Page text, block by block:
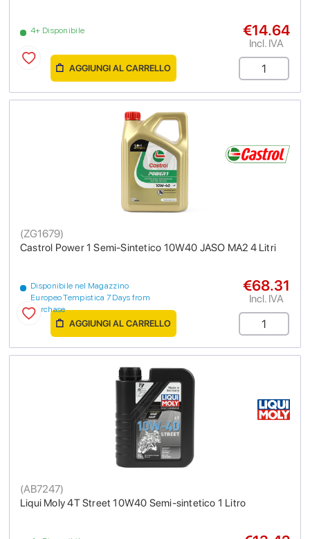
4+ Disponibile €14.64
Incl. IVA
AGGIUNGI AL CARRELLO
Castrol Power 1 Semi-Sintetico 10W40 JASO MA2 4 Litri
(ZG1679)
Disponibile nel Magazzino
Europeo Tempistica 7 Days from
purchase
€68.31
Incl. IVA
AGGIUNGI AL CARRELLO
Liqui Moly 4T Street 10W40 Semi-sintetico 1 Litro
(AB7247)